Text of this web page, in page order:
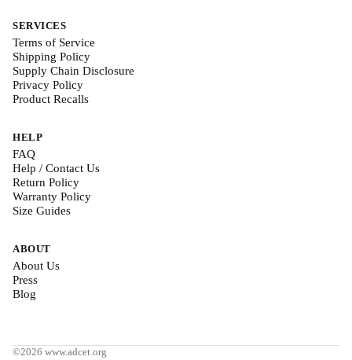
SERVICES
Terms of Service
Shipping Policy
Supply Chain Disclosure
Privacy Policy
Product Recalls
HELP
FAQ
Help / Contact Us
Return Policy
Warranty Policy
Size Guides
ABOUT
About Us
Press
Blog
©2026 www.adcet.org